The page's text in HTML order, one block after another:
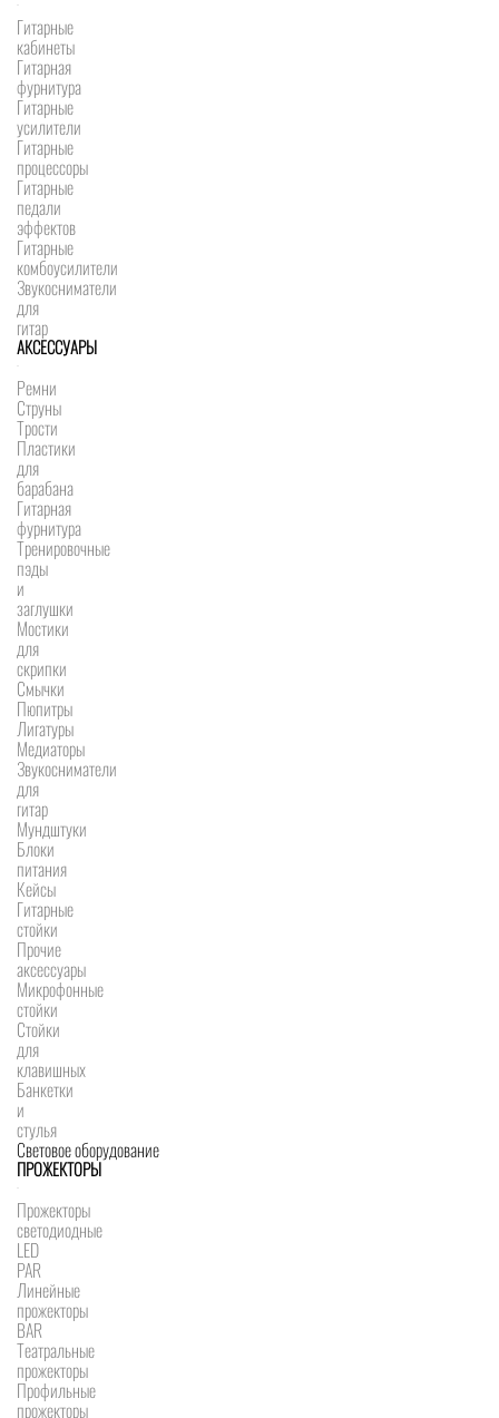
Гитарные
кабинеты
Гитарная
фурнитура
Гитарные
усилители
Гитарные
процессоры
Гитарные
педали
эффектов
Гитарные
комбоусилители
Звукосниматели
для
гитар
АКСЕССУАРЫ
Ремни
Струны
Трости
Пластики
для
барабана
Гитарная
фурнитура
Тренировочные
пэды
и
заглушки
Мостики
для
скрипки
Смычки
Пюпитры
Лигатуры
Медиаторы
Звукосниматели
для
гитар
Мундштуки
Блоки
питания
Кейсы
Гитарные
стойки
Прочие
аксессуары
Микрофонные
стойки
Стойки
для
клавишных
Банкетки
и
стулья
Световое оборудование
ПРОЖЕКТОРЫ
Прожекторы
светодиодные
LED
PAR
Линейные
прожекторы
BAR
Театральные
прожекторы
Профильные
прожекторы